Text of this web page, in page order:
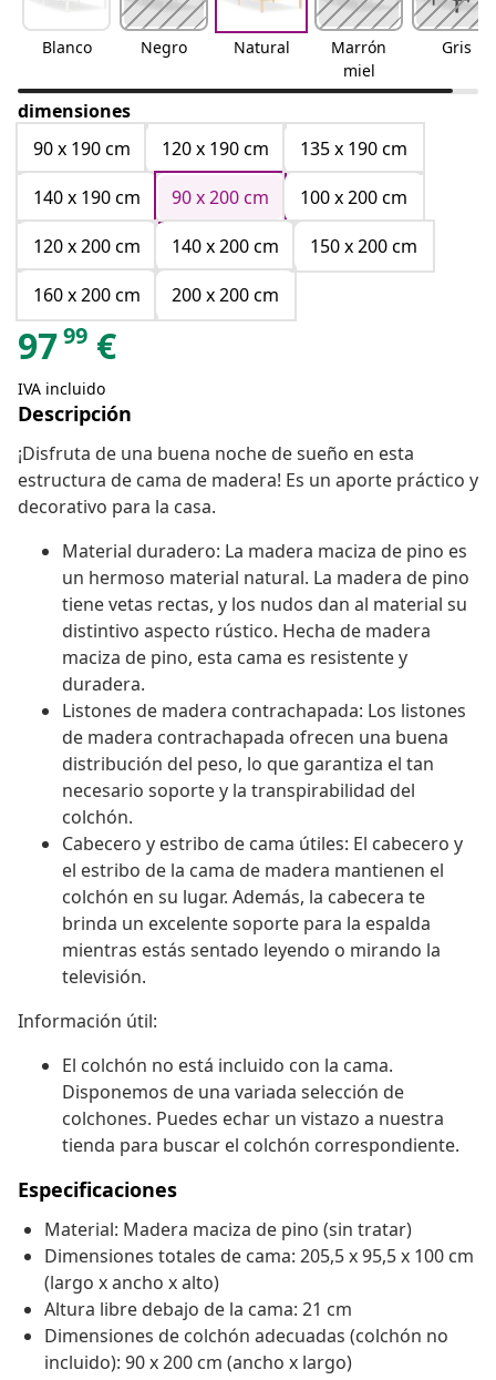
Blanco Negro Natural
Marrón
miel
Gris
dimensiones
90 x 190 cm
120 x 190 cm
135 x 190 cm
140 x 190 cm
90 x 200 cm
100 x 200 cm
120 x 200 cm
140 x 200 cm
150 x 200 cm
160 x 200 cm
200 x 200 cm
9799 €
IVA incluido
Descripción
¡Disfruta de una buena noche de sueño en esta
estructura de cama de madera! Es un aporte práctico y
decorativo para la casa.
Material duradero: La madera maciza de pino es
un hermoso material natural. La madera de pino
tiene vetas rectas, y los nudos dan al material su
distintivo aspecto rústico. Hecha de madera
maciza de pino, esta cama es resistente y
duradera.
Listones de madera contrachapada: Los listones
de madera contrachapada ofrecen una buena
distribución del peso, lo que garantiza el tan
necesario soporte y la transpirabilidad del
colchón.
Cabecero y estribo de cama útiles: El cabecero y
el estribo de la cama de madera mantienen el
colchón en su lugar. Además, la cabecera te
brinda un excelente soporte para la espalda
mientras estás sentado leyendo o mirando la
televisión.
Información útil:
El colchón no está incluido con la cama.
Disponemos de una variada selección de
colchones. Puedes echar un vistazo a nuestra
tienda para buscar el colchón correspondiente.
Especificaciones
Material: Madera maciza de pino (sin tratar)
Dimensiones totales de cama: 205,5 x 95,5 x 100 cm
(largo x ancho x alto)
Altura libre debajo de la cama: 21 cm
Dimensiones de colchón adecuadas (colchón no
incluido): 90 x 200 cm (ancho x largo)